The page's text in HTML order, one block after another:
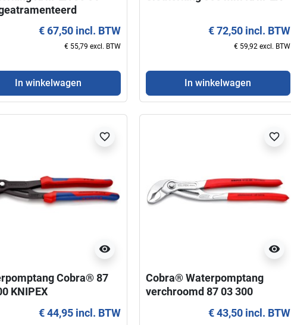
€ 67,50 incl. BTW
€ 55,79 excl. BTW
In winkelwagen
€ 72,50 incl. BTW
€ 59,92 excl. BTW
In winkelwagen
visibility
favorite_border
Cobra® 87
KNIPEX
€ 44,95 incl. BTW
visibility
favorite_border
Cobra® Waterpomptang
verchroomd 87 03 300
€ 43,50 incl. BTW